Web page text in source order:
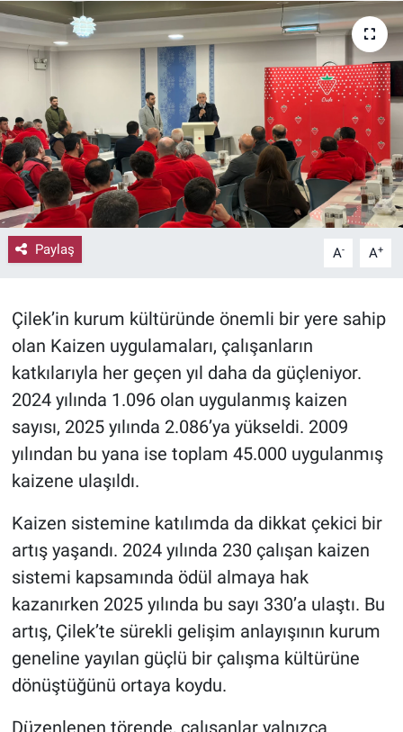
Paylaş A- A+
Çilek’in kurum kültüründe önemli bir yere sahip
olan Kaizen uygulamaları, çalışanların
katkılarıyla her geçen yıl daha da güçleniyor.
2024 yılında 1.096 olan uygulanmış kaizen
sayısı, 2025 yılında 2.086’ya yükseldi. 2009
yılından bu yana ise toplam 45.000 uygulanmış
kaizene ulaşıldı.
Kaizen sistemine katılımda da dikkat çekici bir
artış yaşandı. 2024 yılında 230 çalışan kaizen
sistemi kapsamında ödül almaya hak
kazanırken 2025 yılında bu sayı 330’a ulaştı. Bu
artış, Çilek’te sürekli gelişim anlayışının kurum
geneline yayılan güçlü bir çalışma kültürüne
dönüştüğünü ortaya koydu.
Düzenlenen törende, çalışanlar yalnızca